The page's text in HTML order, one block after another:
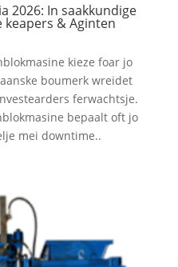
2026: In saakkundige
& Aginten
kieze foar jo
boumerk wreidet
ferwachtsje.
bepaalt oft jo
mei downtime..